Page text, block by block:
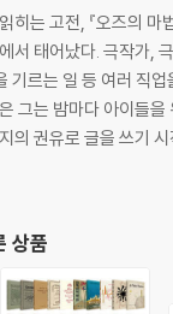
히는 고전, 『오즈의 마
서 태어났다. 극작가,
기르는 일 등 여러 직
그는 밤마다 아이들을
의 권유로 글을 쓰기
함부르크 양육법』이었
적인 어려움을 겪기도
다. 이러한 성공
상품